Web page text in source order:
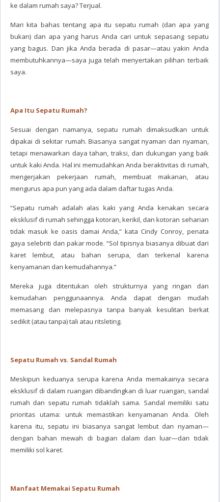
ke dalam rumah saya? Terjual.
Mari kita bahas tentang apa itu sepatu rumah (dan apa yang
bukan) dan apa yang harus Anda cari untuk sepasang sepatu
yang bagus. Dan jika Anda berada di pasar—atau yakin Anda
membutuhkannya—saya juga telah menyertakan pilihan terbaik
saya.
Apa Itu Sepatu Rumah?
Sesuai dengan namanya, sepatu rumah dimaksudkan untuk
dipakai di sekitar rumah. Biasanya sangat nyaman dan nyaman,
tetapi menawarkan daya tahan, traksi, dan dukungan yang baik
untuk kaki Anda. Hal ini memudahkan Anda beraktivitas di rumah,
mengerjakan pekerjaan rumah, membuat makanan, atau
mengurus apa pun yang ada dalam daftar tugas Anda.
“Sepatu rumah adalah alas kaki yang Anda kenakan secara
eksklusif di rumah sehingga kotoran, kerikil, dan kotoran seharian
tidak masuk ke oasis damai Anda,” kata Cindy Conroy, penata
gaya selebriti dan pakar mode. “Sol tipisnya biasanya dibuat dari
karet lembut, atau bahan serupa, dan terkenal karena
kenyamanan dan kemudahannya.”
Mereka juga ditentukan oleh strukturnya yang ringan dan
kemudahan penggunaannya. Anda dapat dengan mudah
memasang dan melepasnya tanpa banyak kesulitan berkat
sedikit (atau tanpa) tali atau ritsleting.
Sepatu Rumah vs. Sandal Rumah
Meskipun keduanya serupa karena Anda memakainya secara
eksklusif di dalam ruangan dibandingkan di luar ruangan, sandal
rumah dan sepatu rumah tidaklah sama. Sandal memiliki satu
prioritas utama: untuk memastikan kenyamanan Anda. Oleh
karena itu, sepatu ini biasanya sangat lembut dan nyaman—
dengan bahan mewah di bagian dalam dan luar—dan tidak
memiliki sol karet.
Manfaat Memakai Sepatu Rumah